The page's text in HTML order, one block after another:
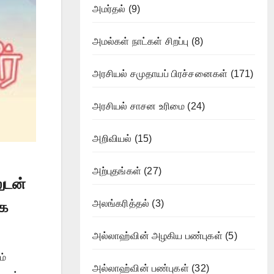
அமர்தல் (9)
அமல்கள் நாட்கள் சிறப்பு (8)
அரசியல் சமுதாயப் பிரச்சனைகள் (171)
அரசியல் சாசன உரிமை (24)
அறிவியல் (15)
அற்புதங்கள் (27)
அலங்கரித்தல் (3)
அல்லாஹ்வின் அழகிய பண்புகள் (5)
அல்லாஹ்வின் பண்புகள் (32)